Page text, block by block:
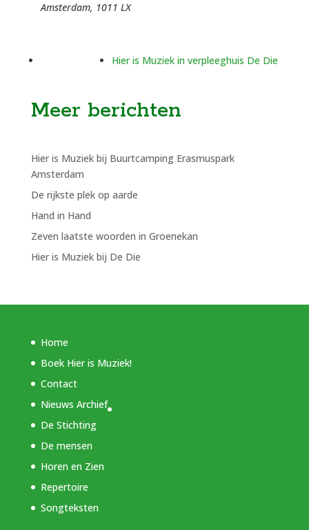
Amsterdam, 1011 LX
Hier is Muziek in verpleeghuis De Die
Meer berichten
Hier is Muziek bij Buurtcamping Erasmuspark
Amsterdam
De rijkste plek op aarde
Hand in Hand
Zeven laatste woorden in Groenekan
Hier is Muziek bij De Die
Home
Boek Hier is Muziek!
Contact
Nieuws Archief
De Stichting
De mensen
Horen en Zien
Repertoire
Songteksten